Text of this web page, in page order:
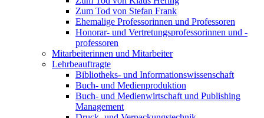
Zum Tod von Stefan Frank
Ehemalige Professorinnen und Professoren
Honorar- und Vertretungsprofessorinnen und -
professoren
Mitarbeiterinnen und Mitarbeiter
Lehrbeauftragte
Bibliotheks- und Informationswissenschaft
Buch- und Medienproduktion
Buch- und Medienwirtschaft und Publishing
Management